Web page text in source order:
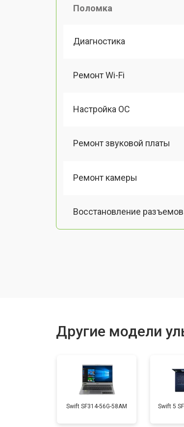
Поломка
Диагностика
Ремонт Wi-Fi
Настройка ОС
Ремонт звуковой платы
Ремонт камеры
Восстановление
Установка видеокарты
Другие модели
Swift SF314-56G-58AM Swift 5